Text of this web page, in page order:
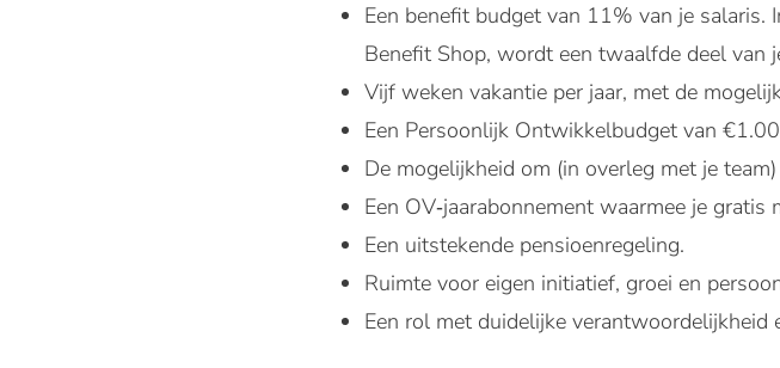
Een benefit budget van 11% van je salaris.
Benefit Shop, wordt een twaalfde deel van
Vijf weken vakantie per jaar, met de
Een Persoonlijk Ontwikkelbudget van
De mogelijkheid om (in overleg met je
Een OV‑jaarabonnement waarmee je
Een uitstekende pensioenregeling.
Ruimte voor eigen initiatief, groei en
Een rol met duidelijke